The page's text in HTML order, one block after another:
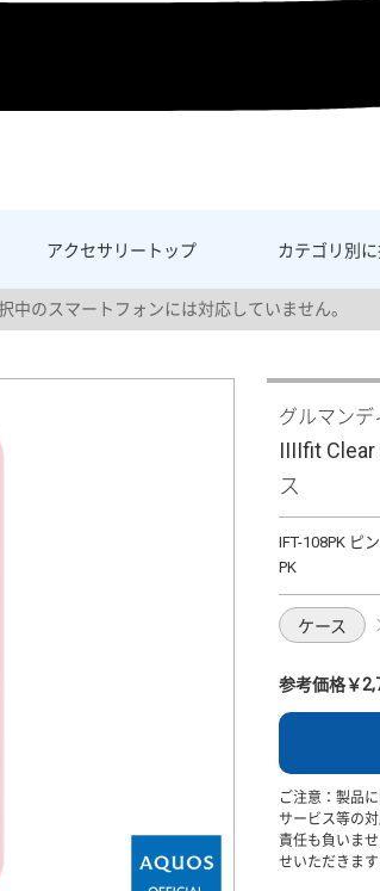
アクセサリー トップ カテゴリ別
中のスマートフォンには対応していません。
グルマンデ
IIIIfit Clear
ス
IFT-108PK ピ
PK
ケース
参考価格￥
ご注意：製品
サービス等の
責任も負いま
せいただきま